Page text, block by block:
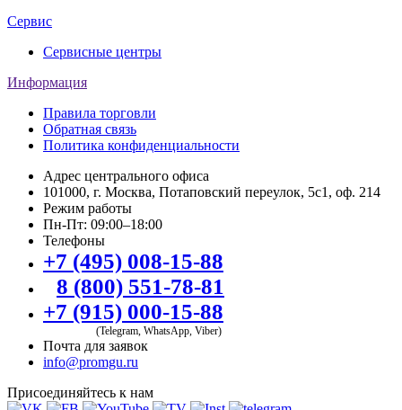
Сервис
Сервисные центры
Информация
Правила торговли
Обратная связь
Политика конфиденциальности
Адрес центрального офиса
101000, г. Москва, Потаповский переулок, 5с1, оф. 214
Режим работы
Пн-Пт: 09:00–18:00
Телефоны
+7 (495) 008-15-88
8 (800) 551-78-81
+7 (915) 000-15-88
(Telegram, WhatsApp, Viber)
Почта для заявок
info@promgu.ru
Присоединяйтесь к нам